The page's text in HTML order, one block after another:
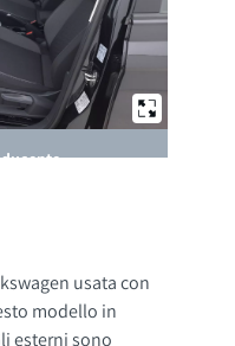
usata con
modello in